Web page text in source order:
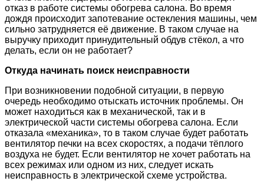
отказ в работе системы обогрева салона. Во время
дождя происходит запотевание остекления машины, чем
сильно затрудняется её движение. В таком случае на
выручку приходит принудительный обдув стёкол, а что
делать, если он не работает?
Откуда начинать поиск неисправности
При возникновении подобной ситуации, в первую
очередь необходимо отыскать источник проблемы. Он
может находиться как в механической, так и в
электрической части системы обогрева салона. Если
отказала «механика», то в таком случае будет работать
вентилятор печки на всех скоростях, а подачи тёплого
воздуха не будет. Если вентилятор не хочет работать на
всех режимах или одном из них, следует искать
неисправность в электрической схеме устройства.